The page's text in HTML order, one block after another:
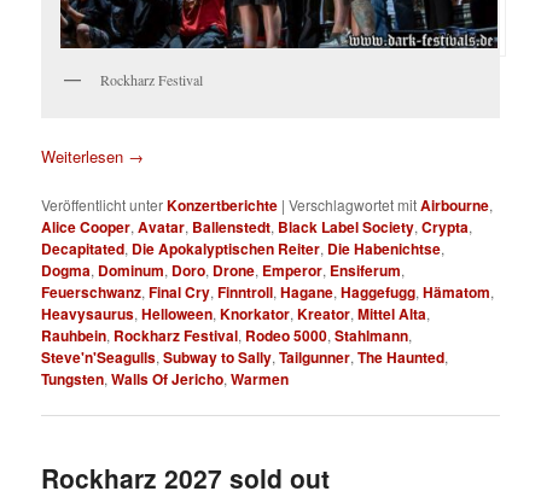
Rockharz Festival
Weiterlesen →
Veröffentlicht unterKonzertberichte |Verschlagwortet mitAirbourne,
Alice Cooper,Avatar, Ballenstedt, Black Label Society,Crypta,
Decapitated, Die Apokalyptischen Reiter, Die Habenichtse,
Dogma, Dominum, Doro, Drone, Emperor, Ensiferum,
Feuerschwanz,Final Cry,Finntroll,Hagane,Haggefugg,Hämatom,
Heavysaurus,Helloween,Knorkator,Kreator,Mittel Alta,
Rauhbein, Rockharz Festival, Rodeo 5000,Stahlmann,
Steve'n'Seagulls,Subway to Sally,Tailgunner,The Haunted,
Tungsten,Walls Of Jericho,Warmen
Rockharz 2027 sold out